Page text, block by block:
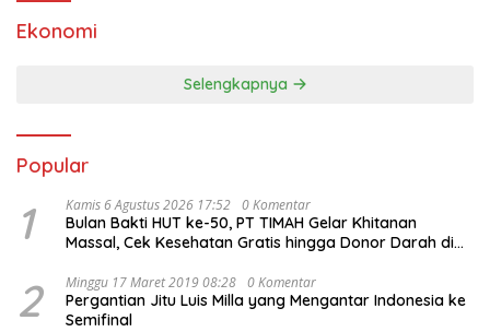
Ekonomi
Selengkapnya
Popular
1 Kamis 6 Agustus 2026 17:52 0 Komentar
Bulan Bakti HUT ke-50, PT TIMAH Gelar Khitanan
Massal, Cek Kesehatan Gratis hingga Donor Darah di
2 Minggu 17 Maret 2019 08:28 0 Komentar
Pergantian Jitu Luis Milla yang Mengantar Indonesia ke
Semifinal